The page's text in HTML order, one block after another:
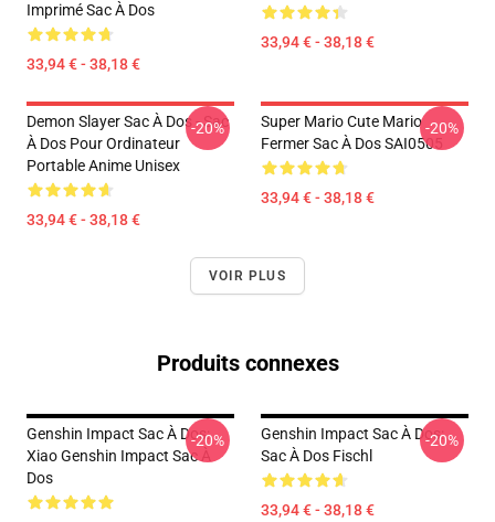
Imprimé Sac À Dos
33,94 € - 38,18 €
33,94 € - 38,18 €
Demon Slayer Sac À Dos - Sac
À Dos Pour Ordinateur
Portable Anime Unisex
33,94 € - 38,18 €
-20%
Super Mario Cute Mario
Fermer Sac À Dos SAI0505
33,94 € - 38,18 €
-20%
VOIR PLUS
Produits connexes
Genshin Impact Sac À Dos:
Xiao Genshin Impact Sac À
Dos
-20%
Genshin Impact Sac À Dos:
Sac À Dos Fischl
33,94 € - 38,18 €
-20%